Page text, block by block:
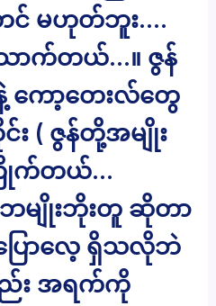
တင် မဟုတ်ဘူး….
ာက်တယ်…။ ဇွန်
ကော့တေးလ်တွေ
း ( ဇွန်တို့အမျိုး
က်တယ်…
မျိုးဘိုးတူ ဆိုတာ
ပြောလေ့ ရှိသလိုဘဲ
ည်း အရက်ကို